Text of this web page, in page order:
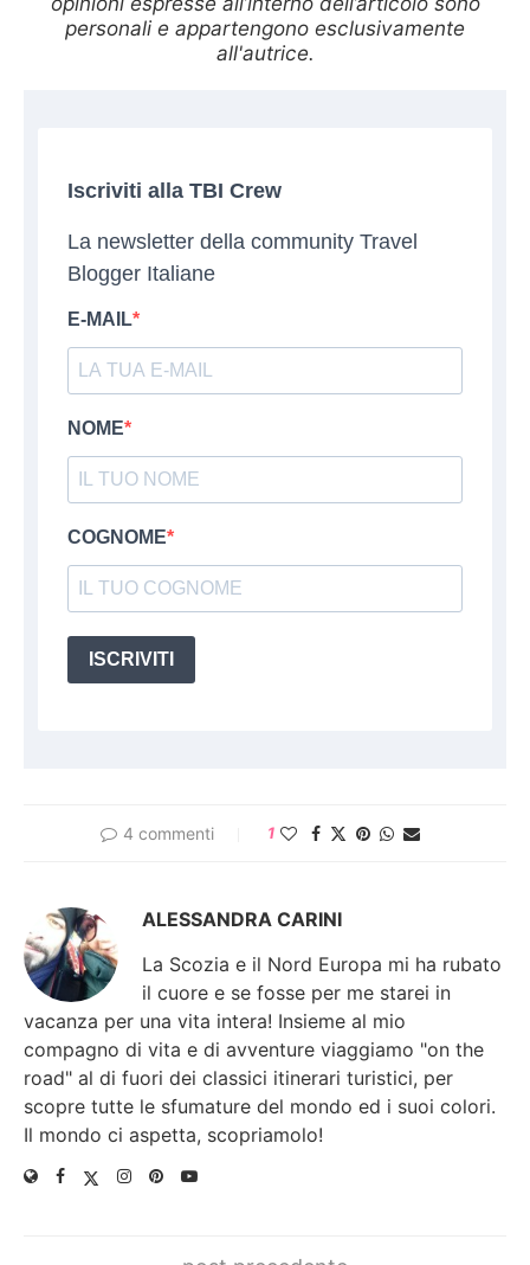
personali e appartengono esclusivamente
all'autrice.
Iscriviti alla TBI Crew
La newsletter della community Travel
Blogger Italiane
E-MAIL
NOME
COGNOME
ISCRIVITI
4 commenti 1
ALESSANDRA CARINI
La Scozia e il Nord Europa mi ha rubato
il cuore e se fosse per me starei in
vacanza per una vita intera! Insieme al mio
compagno di vita e di avventure viaggiamo "on the
road" al di fuori dei classici itinerari turistici, per
scopre tutte le sfumature del mondo ed i suoi colori.
Il mondo ci aspetta, scopriamolo!